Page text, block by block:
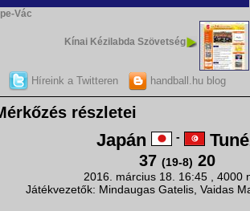
Vác
Kínai Kézilabda Szövetség
Híreink a Twitteren handball.hu blog
részletei
Japán -
37 (19-8) 20
2016. március 18. 16:45 , 4000
Játékvezetők: Mindaugas Gatelis, Vaidas